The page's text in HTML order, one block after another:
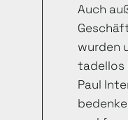
Auch
wurden
tadellos
Paul